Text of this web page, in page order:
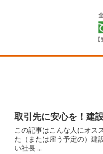
取引先に安心を！建
この記事はこんな人にオススメ 一人親方と中小事業主の労災保険の違いがいまいちわからない社従業
た（または雇う予定の）建設業の社長 「一人親方の労災保険」と「中小事業主の
い社長 ...